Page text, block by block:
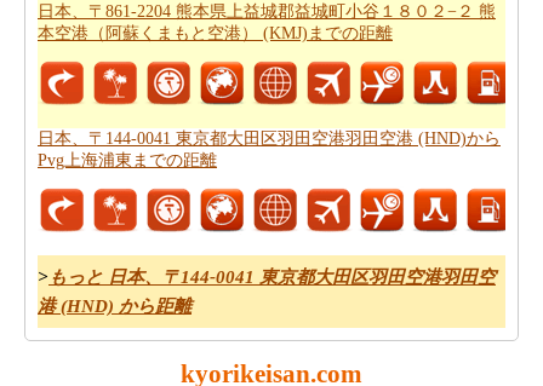
このルートプランナーは、日本、〒144-0041 東京都大田
区羽田空港羽田空港 (HND)からオーストリア ウィーンま
での道路ルートプラン提供します。
あなたはこの旅行で過ごすことになります燃料費の見積
田空港羽田空港 (HND)からオーストリア ウィーンまでの
旅行の費用
を確認してください。
*この結果は近似です。道路状況や流用や気象条件や交通などが走
行距離にかかわります。
日本、〒861-2204 熊本県上益城郡益城町小谷１８０２−２ 熊
本空港（阿蘇くまもと空港） (KMJ)までの距離
日本、〒144-0041 東京都大田区羽田空港羽田空港 (HND)から
Pvg上海浦東までの距離
> もっと 日本、〒144-0041 東京都大田区羽田空港羽田空
港 (HND) から距離
kyorikeisan.com